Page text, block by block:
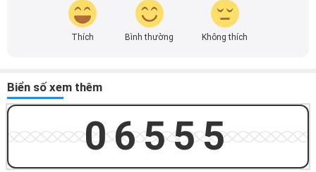
Thích Bình thường Không thích
Biển số xem thêm
06555